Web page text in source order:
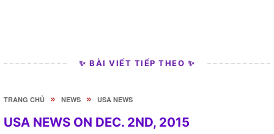
✨ BÀI VIẾT TIẾP THEO ✨
TRANG CHỦ » NEWS » USA NEWS
USA NEWS ON DEC. 2ND, 2015